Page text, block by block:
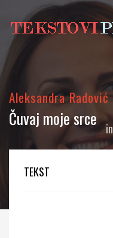
Aleksandra Radović
Čuvaj moje srce in
TEKST